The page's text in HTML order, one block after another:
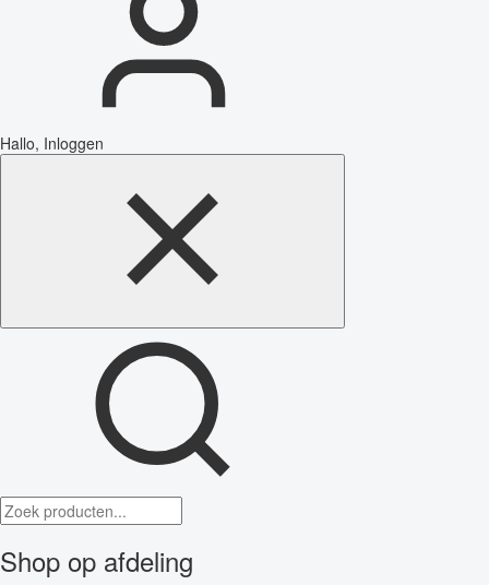
Hallo, Inloggen
Shop op afdeling